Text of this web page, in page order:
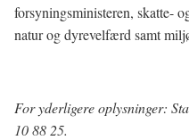
forsyningsministeren, skatte-
natur og dyrevelfærd samt
For yderligere oplysninger:
10 88 25.